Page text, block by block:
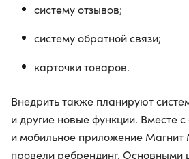
систему отзывов;
систему обратной связи;
карточки товаров.
Внедрить также планируют
и другие новые функции. Вместе
и мобильное приложение Магнит
провели ребрендинг. Основными